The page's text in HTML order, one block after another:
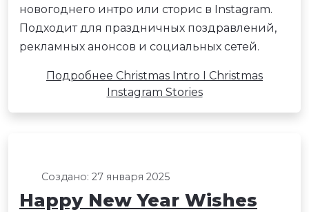
новогоднего интро или сторис в Instagram.
Подходит для праздничных поздравлений,
рекламных анонсов и социальных сетей.
Подробнее Christmas Intro I Christmas
Instagram Stories
Создано: 27 января 2025
Happy New Year Wishes